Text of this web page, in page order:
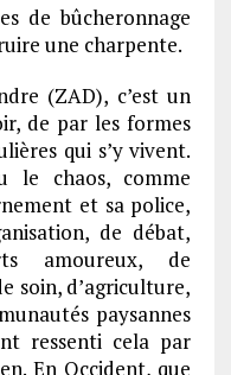
de bûcheronnage
une charpente.
(ZAD), c’est un
de par les formes
qui s’y vivent.
le chaos, comme
et sa police,
de débat,
amoureux, de
soin, d’agriculture,
paysannes
ressenti cela par
En Occident, que